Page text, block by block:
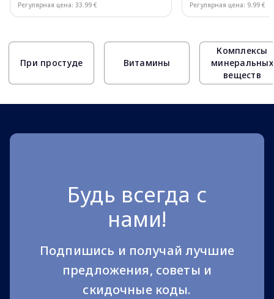
Регулярная цена: 33.99 € Регулярная цена: 9.99 €
При простуде Витамины
Комплексы
минеральных
веществ
Будь всегда с
нами!
Подпишись и получай лучшие
предложения, советы и
скидочные коды.